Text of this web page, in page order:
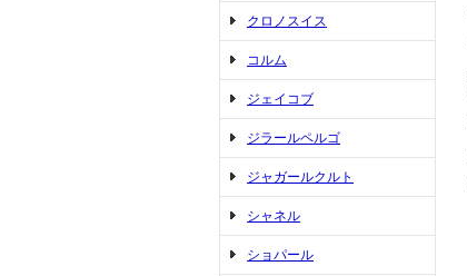
クロノスイス
コルム
ジェイコブ
ジラールペルゴ
ジャガールクルト
シャネル
ショパール